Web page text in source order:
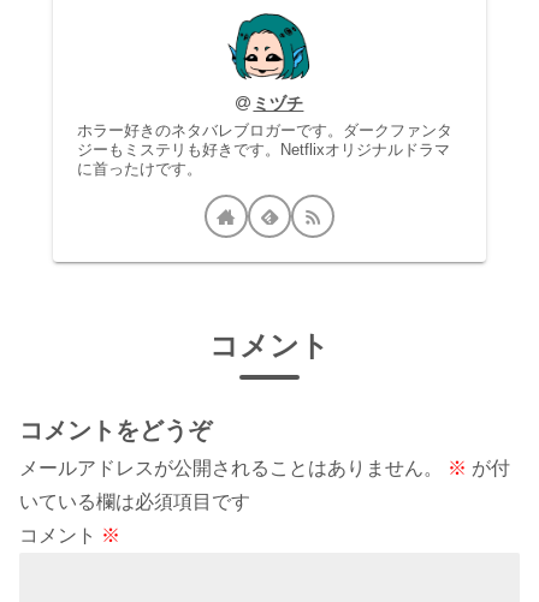
ミヅチ
ホラー好きのネタバレブロガーです。ダークファンタ
ジーもミステリも好きです。Netflixオリジナルドラマ
に首ったけです。
コメント
コメントをどうぞ
メールアドレスが公開されることはありません。 ※ が付
いている欄は必須項目です
コメント ※